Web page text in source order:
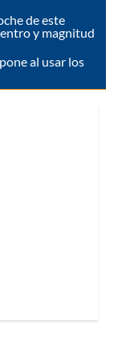
de este
y magnitud
al usar los